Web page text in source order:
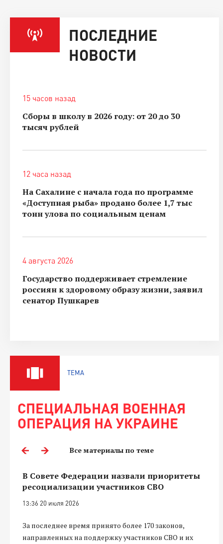
ПОСЛЕДНИЕ
НОВОСТИ
15 часов назад
Сборы в школу в 2026 году: от 20 до 30
тысяч рублей
12 часа назад
На Сахалине с начала года по программе
«Доступная рыба» продано более 1,7 тыс
тонн улова по социальным ценам
4 августа 2026
Государство поддерживает стремление
россиян к здоровому образу жизни, заявил
сенатор Пушкарев
ТЕМА
СПЕЦИАЛЬНАЯ ВОЕННАЯ
ОПЕРАЦИЯ НА УКРАИНЕ
Все материалы по теме
В Совете Федерации назвали приоритеты
ресоциализации участников СВО
13:36 20 июля 2026
За последнее время принято более 170 законов,
направленных на поддержку участников СВО и их